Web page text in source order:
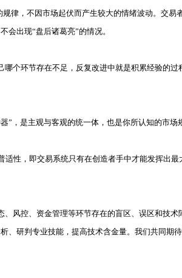
，不因市场起伏而产生较大的情绪波动。交易
会出现“盘后诸葛亮”的情况。
个环节存在不足，反复改进中就是积累经验的过
，是主观与客观的统一体，也是你所认知的市场
性，即交易系统只有在创造者手中才能发挥出最
风控、资金管理等环节存在的盲区、误区和技术
、研判专业技能，提高技术含金量。我们共同期